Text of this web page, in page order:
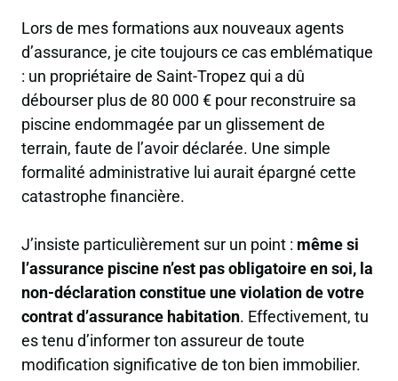
Lors de mes formations aux nouveaux agents
d’assurance, je cite toujours ce cas emblématique
: un propriétaire de Saint-Tropez qui a dû
débourser plus de 80 000 € pour reconstruire sa
piscine endommagée par un glissement de
terrain, faute de l’avoir déclarée. Une simple
formalité administrative lui aurait épargné cette
catastrophe financière.
J’insiste particulièrement sur un point : même si
l’assurance piscine n’est pas obligatoire en soi, la
non-déclaration constitue une violation de votre
contrat d’assurance habitation. Effectivement, tu
es tenu d’informer ton assureur de toute
modification significative de ton bien immobilier.